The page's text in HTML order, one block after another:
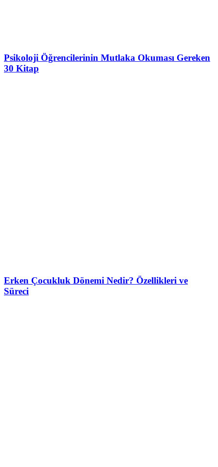
Psikoloji Öğrencilerinin Mutlaka Okuması Gereken
30 Kitap
Erken Çocukluk Dönemi Nedir? Özellikleri ve
Süreci